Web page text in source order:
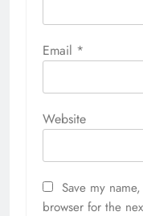
Email *
Website
Save my
browser for the